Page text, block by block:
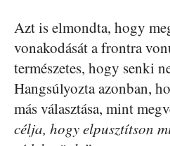
Azt is elmondta, hogy
vonakodását a frontra
természetes, hogy senki
Hangsúlyozta azonban,
más választása, mint
célja, hogy elpusztítson